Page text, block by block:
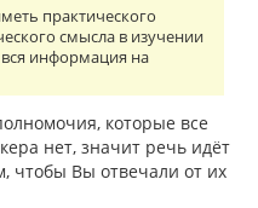
практического
смысла в изучении
вся информация на
которые все
нет, значит речь идёт
чтобы Вы отвечали от их